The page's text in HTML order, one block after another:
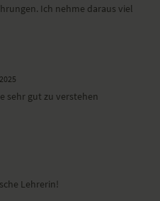
Ich nehme daraus viel
sehr gut zu verstehen
Lehrerin!